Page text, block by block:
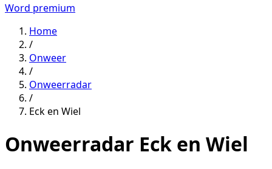
Word premium
Home
/
Onweer
/
Onweerradar
/
Eck en Wiel
Onweerradar Eck en Wiel